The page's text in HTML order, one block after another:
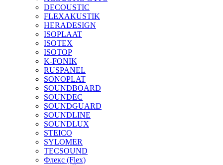
DECOUSTIC
FLEXAKUSTIK
HERADESIGN
ISOPLAAT
ISOTEX
ISOTOP
K-FONIK
RUSPANEL
SONOPLAT
SOUNDBOARD
SOUNDEC
SOUNDGUARD
SOUNDLINE
SOUNDLUX
STEICO
SYLOMER
TECSOUND
Флекс (Flex)